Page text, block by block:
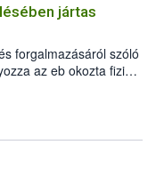
jártas
forgalmazásáról szóló
az eb okozta fizikai
felmerülő
eb tartását és annak
jártas szakértőt.